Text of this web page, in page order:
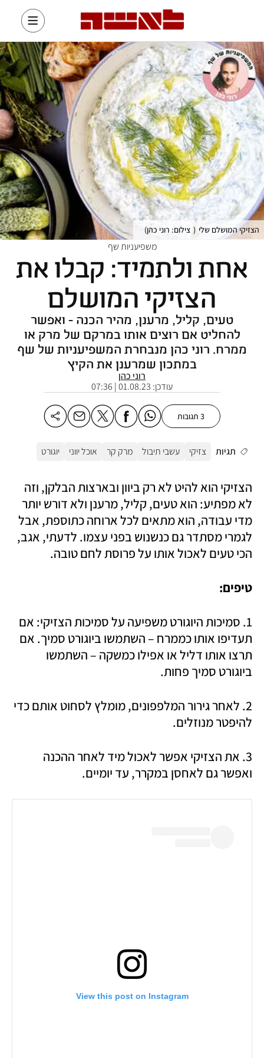
הצזיקי המושלם שלי ( צילום: רוני כהן)
משפיעניות שף
אחת ולתמיד: קבלו את
הצזיקי המושלם
טעים, קליל, מרענן, מהיר הכנה - ואפשר
להחליט אם רוצים אותו במרקם של מרק או
ממרח. רוני כהן מנבחרת המשפיעניות של שף
במתכון שמרענן את הקיץ
רוני כהן
עודכן: 01.08.23 | 07:36
3 תגובות
תגיות צזיקי עשבי תיבול מרק קר אוכל יווני יוגורט
הכי טעים לאכול אותו על פרוסת לחם טובה.
טיפים:
ביוגורט סמיך פחות.
להיפטר מנוזלים.
ואפשר גם לאחסן במקרר, עד יומיים.
View this post on Instagram